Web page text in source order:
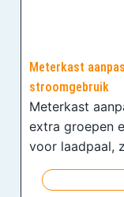
Meterkast
stroomgebruik
Meterkast
extra groepen
voor laadpaal,